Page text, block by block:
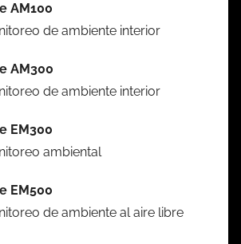
AM100
de ambiente interior
AM300
de ambiente interior
EM300
ambiental
EM500
de ambiente al aire libre